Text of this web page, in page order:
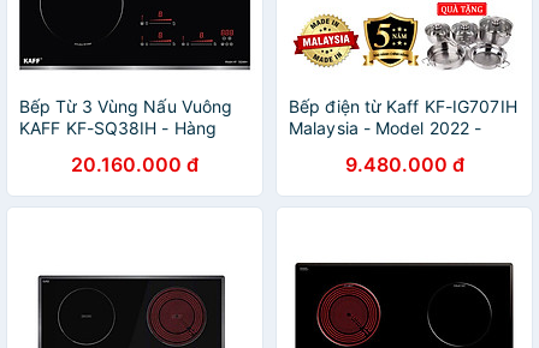
Bếp Từ 3 Vùng Nấu Vuông
KAFF KF-SQ38IH - Hàng
20.160.000 đ
Bếp điện từ Kaff KF-IG707IH
Malaysia - Model 2022 -
9.480.000 đ